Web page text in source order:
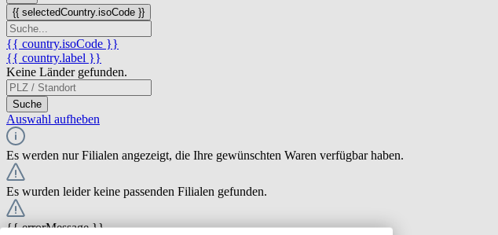
{{ selectedCountry.isoCode }}
{{ country.isoCode }}
{{ country.label }}
Keine Länder gefunden.
Suche
Auswahl aufheben
Es werden nur Filialen angezeigt, die Ihre gewünschten Waren verfügbar haben.
Es wurden leider keine passenden Filialen gefunden.
{{ errorMessage }}